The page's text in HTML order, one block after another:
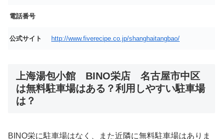
電話番号
公式サイト http://www.fiverecipe.co.jp/shanghaitangbao/
上海湯包小館 BINO栄店 名古屋市中区
は無料駐車場はある？利用しやすい駐車場
は？
BINO栄に駐車場はなく、また近隣に無料駐車場はありま